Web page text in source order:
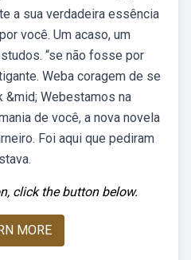
a sua verdadeira essência
você. Um acaso, um
“se não fosse por
Weba coragem de se
&mid; Webestamos na
de você, a nova novela
Foi aqui que pediram
click the button below.
MORE